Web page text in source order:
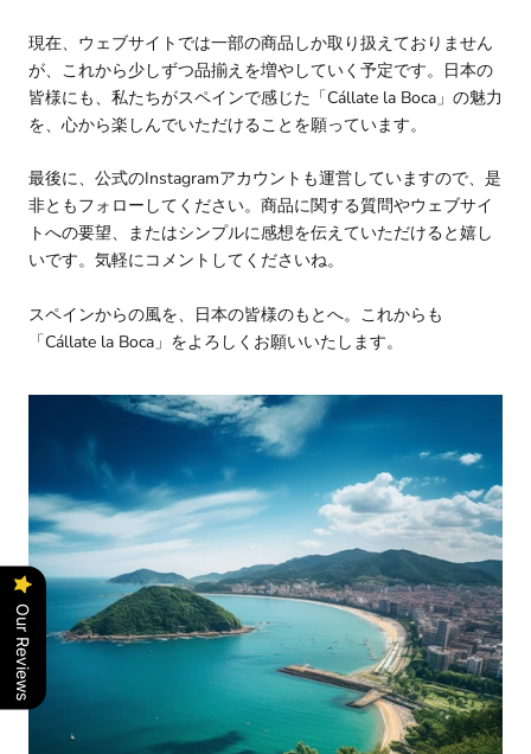
現在、ウェブサイトでは一部の商品しか取り扱えておりません
が、これから少しずつ品揃えを増やしていく予定です。日本の
皆様にも、私たちがスペインで感じた「Cállate la Boca」の魅力
を、心から楽しんでいただけることを願っています。
最後に、公式のInstagramアカウントも運営していますので、是
非ともフォローしてください。商品に関する質問やウェブサイ
トへの要望、またはシンプルに感想を伝えていただけると嬉し
いです。気軽にコメントしてくださいね。
スペインからの風を、日本の皆様のもとへ。これからも
「Cállate la Boca」をよろしくお願いいたします。
Our Reviews